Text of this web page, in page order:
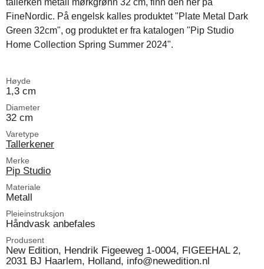
tallerken metall mørkgrønn 32 cm, finn den her på
FineNordic. På engelsk kalles produktet "Plate Metal Dark
Green 32cm", og produktet er fra katalogen "Pip Studio
Home Collection Spring Summer 2024".
Høyde
1,3 cm
Diameter
32 cm
Varetype
Tallerkener
Merke
Pip Studio
Materiale
Metall
Pleieinstruksjon
Håndvask anbefales
Produsent
New Edition, Hendrik Figeeweg 1-0004, FIGEEHAL 2,
2031 BJ Haarlem, Holland, info@newedition.nl